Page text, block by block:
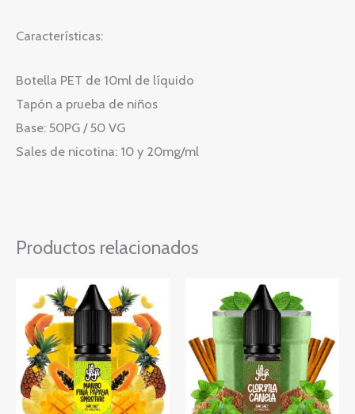
Características:
Botella PET de 10ml de líquido
Tapón a prueba de niños
Base: 50PG / 50 VG
Sales de nicotina: 10 y 20mg/ml
Productos relacionados
Rango
de
precios:
desde
4,75 €
hasta
5,40 €
Este
producto
tiene
múltiples
variantes.
Las
de
precios:
desde
4,75 €
hasta
5,40 €
producto
tiene
múltiples
variantes.
Las